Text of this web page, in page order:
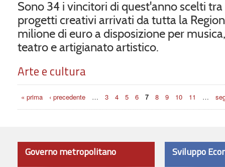
Sono 34 i vincitori di quest'anno scelti tra
progetti creativi arrivati da tutta la
milione di euro a disposizione per
teatro e artigianato artistico.
Arte e cultura
Pagine
« prima ‹ precedente … 3 4 5 6 7 8 9 10 11 …
Governo metropolitano Sviluppo